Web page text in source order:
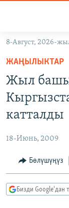
Навигацияга
өтүңүз
Издөөгө
салыңыз
КЫРГЫЗСТАН
МАДАНИЯТ
УКРАИНА
ТВ
БҮГҮН АЗАТТЫКТА
ПОДКАСТ
8-Август, 2026-
ЖАҢЫЛЫКТАР
Жыл
катталды
18-Июнь, 2009
Бөлүшүңүз
Бизди Google'дан